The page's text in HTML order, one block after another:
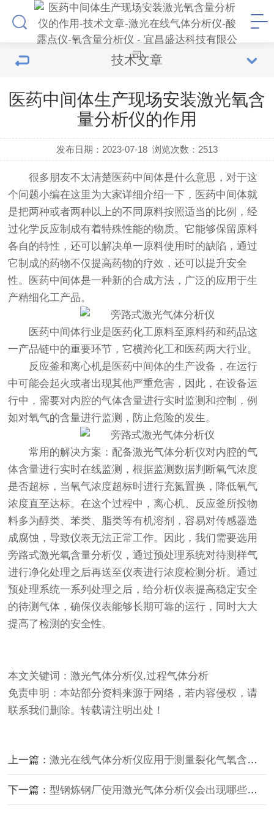
技术文章
医药中间体生产现场安装激光氧含
量分析仪的作用
发布日期：2023-07-18 浏览次数： 2513
很多朋友不太清楚医药中间体是什么意思，对于这
个问题小编在这里为大家详细介绍一下，医药中间体就
是把两种或者两种以上的不同原料按照适当的比例，经
过化学反应制成有着特殊性能的物质。它能够保留原料
各自的特性，还可以解决单一原料使用时的缺陷，通过
它制成的药物不仅提高药物的疗效，还可以提升安全
性。医药中间体是一种新的合成方法，广泛的应用于生
产精细化工产品。
医药中间体行业是医药化工原料至原料药和药品这
一产品链中的重要环节，它横跨化工和医药两大行业。
反应釜和离心机是医药中间体的生产设备，在运行
中可能会起火或者出现其他严重危害，因此，在设备运
行中，需要对内腔的气体含量进行实时监测和控制，例
如对氧气的含量进行监测，防止危险的发生。
常用的解决方案：配备激光气体分析仪对内腔的气
体含量进行实时在线监测，根据监测数据判断氧气浓度
是否超标，当氧气浓度超标时进行充氮置换，降低氧气
浓度直至达标。在这个过程中，离心机、反应釜所投物
料多为醇类、苯类、脂类等有机溶剂，容易对传感器造
成腐蚀，导致仪表无法正常工作。因此，我们需要选用
旁路式激光氧含量分析仪，通过预处理系统对待测样气
进行净化处理之后再送至仪表进行浓度检测分析。通过
预处理系统一系列处理之后，给分析仪表提高稳定安全
的待测气体，确保仪表能够长期可靠的运行，同时大大
提高了检测的安全性。
本文关键词：激光气体分析仪,过程气体分析
免责申明：本站部分资料来源于网络，若内容侵权，请
联系我们删除。转载请注明出处！
上一篇：激光在线气体分析仪应用于测量裂化气氧含量的运行情况
下一篇：型钢炼钢厂使用激光气体分析仪会出现哪些问题呢？